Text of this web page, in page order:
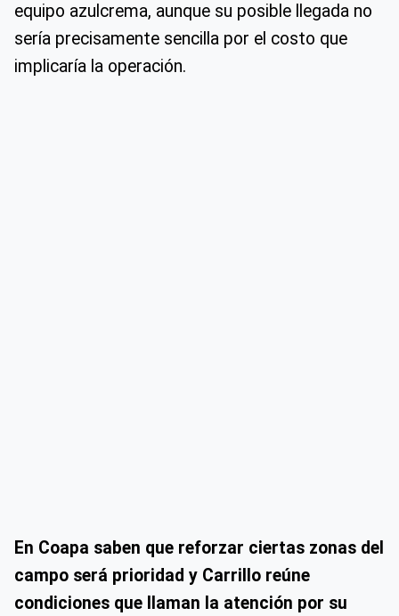
equipo azulcrema, aunque su posible llegada no
sería precisamente sencilla por el costo que
implicaría la operación.
En Coapa saben que reforzar ciertas zonas del
campo será prioridad y Carrillo reúne
condiciones que llaman la atención por su